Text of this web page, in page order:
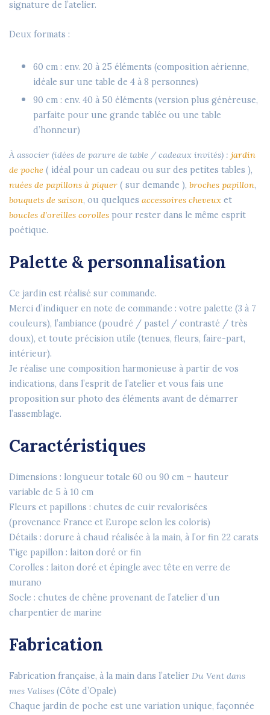
signature de l’atelier.
Deux formats :
60 cm : env. 20 à 25 éléments (composition aérienne,
idéale sur une table de 4 à 8 personnes)
90 cm : env. 40 à 50 éléments (version plus généreuse,
parfaite pour une grande tablée ou une table
d’honneur)
À associer (idées de parure de table / cadeaux invités) : jardin
de poche ( idéal pour un cadeau ou sur des petites tables ),
nuées de papillons à piquer ( sur demande ), broches papillon,
bouquets de saison, ou quelques accessoires cheveux et
boucles d’oreilles corolles pour rester dans le même esprit
poétique.
Palette & personnalisation
Ce jardin est réalisé sur commande.
Merci d’indiquer en note de commande : votre palette (3 à 7
couleurs), l’ambiance (poudré / pastel / contrasté / très
doux), et toute précision utile (tenues, fleurs, faire-part,
intérieur).
Je réalise une composition harmonieuse à partir de vos
indications, dans l’esprit de l’atelier et vous fais une
proposition sur photo des éléments avant de démarrer
l’assemblage.
Caractéristiques
Dimensions : longueur totale 60 ou 90 cm – hauteur
variable de 5 à 10 cm
Fleurs et papillons : chutes de cuir revalorisées
(provenance France et Europe selon les coloris)
Détails : dorure à chaud réalisée à la main, à l’or fin 22 carats
Tige papillon : laiton doré or fin
Corolles : laiton doré et épingle avec tête en verre de
murano
Socle : chutes de chêne provenant de l’atelier d’un
charpentier de marine
Fabrication
Fabrication française, à la main dans l’atelier Du Vent dans
mes Valises (Côte d’Opale)
Chaque jardin de poche est une variation unique, façonnée